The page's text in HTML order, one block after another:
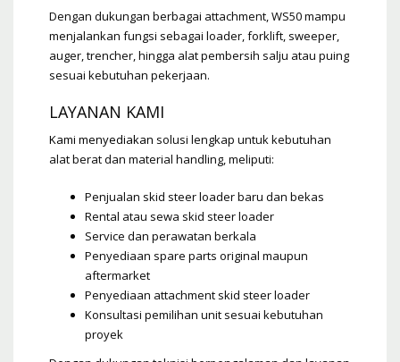
Dengan dukungan berbagai attachment, WS50 mampu
menjalankan fungsi sebagai loader, forklift, sweeper,
auger, trencher, hingga alat pembersih salju atau puing
sesuai kebutuhan pekerjaan.
LAYANAN KAMI
Kami menyediakan solusi lengkap untuk kebutuhan
alat berat dan material handling, meliputi:
Penjualan skid steer loader baru dan bekas
Rental atau sewa skid steer loader
Service dan perawatan berkala
Penyediaan spare parts original maupun
aftermarket
Penyediaan attachment skid steer loader
Konsultasi pemilihan unit sesuai kebutuhan
proyek